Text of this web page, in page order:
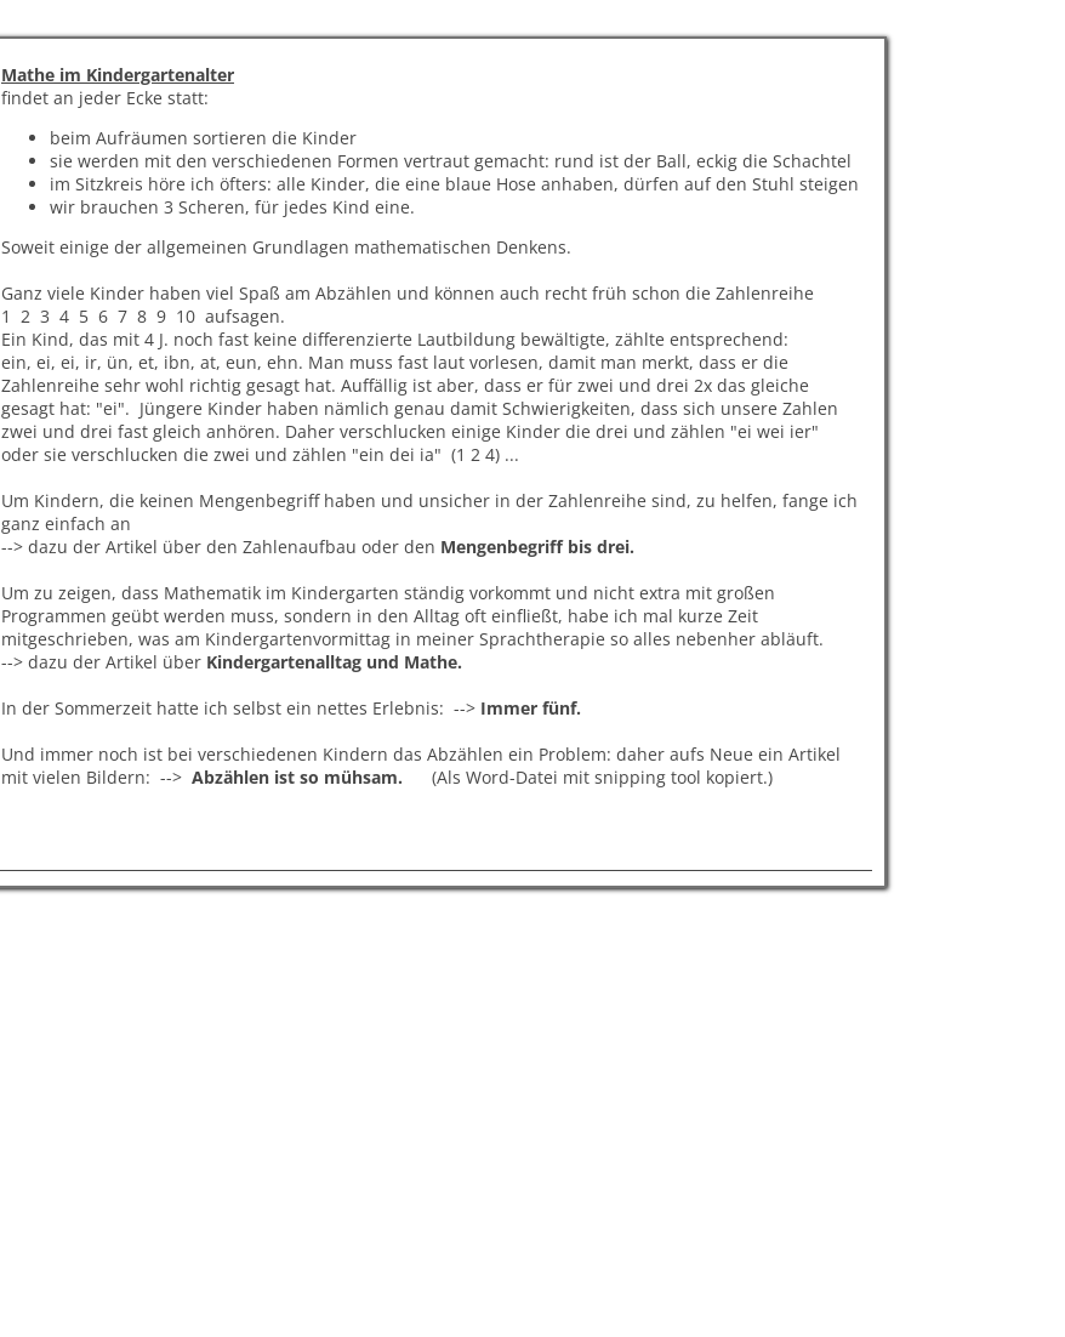
Mathe im Kindergartenalter
findet an jeder Ecke statt:
beim Aufräumen sortieren die Kinder
sie werden mit den verschiedenen Formen vertraut gemacht: rund ist der Ball, eckig die Schachtel
im Sitzkreis höre ich öfters: alle Kinder, die eine blaue Hose anhaben, dürfen auf den Stuhl steigen
wir brauchen 3 Scheren, für jedes Kind eine.
Soweit einige der allgemeinen Grundlagen mathematischen Denkens.
Ganz viele Kinder haben viel Spaß am Abzählen und können auch recht früh schon die Zahlenreihe
1 2 3 4 5 6 7 8 9 10 aufsagen.
Ein Kind, das mit 4 J. noch fast keine differenzierte Lautbildung bewältigte, zählte entsprechend:
ein, ei, ei, ir, ün, et, ibn, at, eun, ehn. Man muss fast laut vorlesen, damit man merkt, dass er die
Zahlenreihe sehr wohl richtig gesagt hat. Auffällig ist aber, dass er für zwei und drei 2x das gleiche
gesagt hat: "ei". Jüngere Kinder haben nämlich genau damit Schwierigkeiten, dass sich unsere Zahlen
zwei und drei fast gleich anhören. Daher verschlucken einige Kinder die drei und zählen "ei wei ier"
oder sie verschlucken die zwei und zählen "ein dei ia" (1 2 4) ...
Um Kindern, die keinen Mengenbegriff haben und unsicher in der Zahlenreihe sind, zu helfen, fange ich
ganz einfach an
--> dazu der Artikel über den Zahlenaufbau oder den Mengenbegriff bis drei.
Um zu zeigen, dass Mathematik im Kindergarten ständig vorkommt und nicht extra mit großen
Programmen geübt werden muss, sondern in den Alltag oft einfließt, habe ich mal kurze Zeit
mitgeschrieben, was am Kindergartenvormittag in meiner Sprachtherapie so alles nebenher abläuft.
--> dazu der Artikel über Kindergartenalltag und Mathe.
In der Sommerzeit hatte ich selbst ein nettes Erlebnis: --> Immer fünf.
Und immer noch ist bei verschiedenen Kindern das Abzählen ein Problem: daher aufs Neue ein Artikel
mit vielen Bildern: --> Abzählen ist so mühsam. (Als Word-Datei mit snipping tool kopiert.)